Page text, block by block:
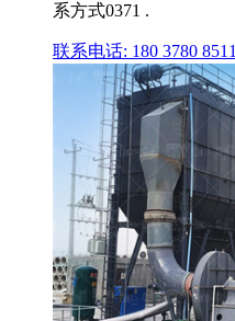
系方式0371 .
联系电话: 180 3780 8511